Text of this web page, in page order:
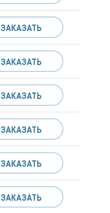
ЗАКАЗАТЬ
ЗАКАЗАТЬ
ЗАКАЗАТЬ
ЗАКАЗАТЬ
ЗАКАЗАТЬ
ЗАКАЗАТЬ